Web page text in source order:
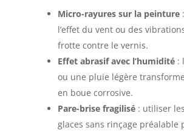
Micro-rayures sur la peinture:
l’effet du vent ou des
frotte contre le vernis.
Effet abrasif avec l’humidité:
ou une pluie légère
en boue corrosive.
Pare-brise fragilisé: utiliser
glaces sans rinçage préalable